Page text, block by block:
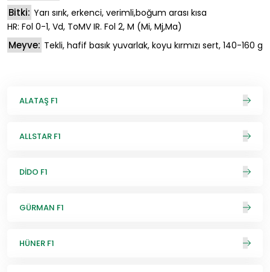
Bitki: Yarı sırık, erkenci, verimli,boğum arası kısa
HR: Fol 0-1, Vd, ToMV IR. Fol 2, M (Mi, Mj,Ma)
Meyve: Tekli, hafif basık yuvarlak, koyu kırmızı sert, 140-160 g
ALATAŞ F1
ALLSTAR F1
DİDO F1
GÜRMAN F1
HÜNER F1